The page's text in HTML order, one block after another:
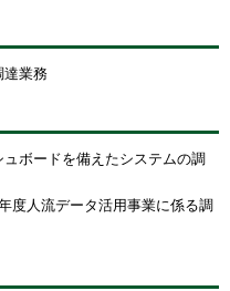
達業務
ボードを備えたシステムの調
度人流データ活用事業に係る調